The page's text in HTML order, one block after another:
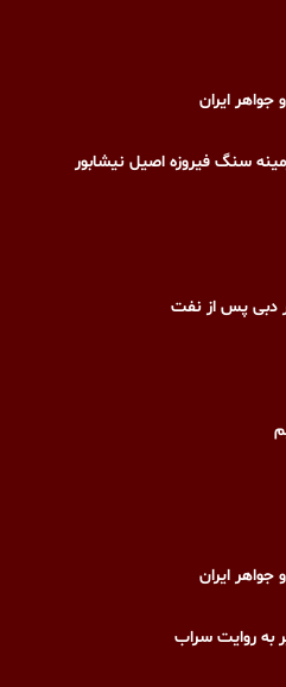
ایران
سنگ فیروزه اصیل نیشابور
دبی پس از نفت
ایران
به روایت سراب